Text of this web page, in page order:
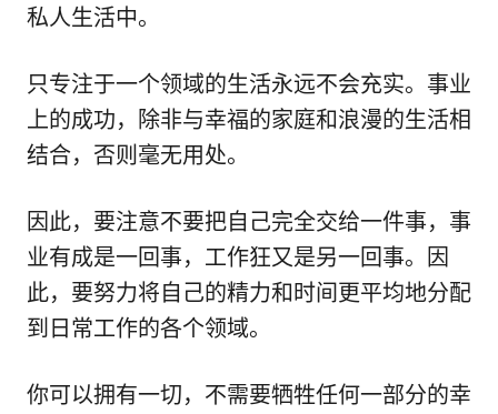
私人生活中。
只专注于一个领域的生活永远不会充实。事业
上的成功，除非与幸福的家庭和浪漫的生活相
结合，否则毫无用处。
因此，要注意不要把自己完全交给一件事，事
业有成是一回事，工作狂又是另一回事。因
此，要努力将自己的精力和时间更平均地分配
到日常工作的各个领域。
你可以拥有一切，不需要牺牲任何一部分的幸